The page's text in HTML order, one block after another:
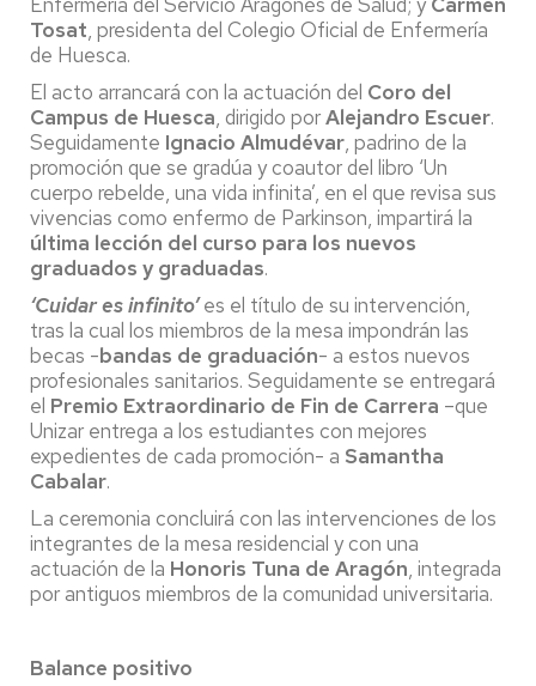
Tosat, presidenta del Colegio Oficial de Enfermería
de Huesca.
El acto arrancará con la actuación del Coro del
Campus de Huesca, dirigido porAlejandro Escuer.
Seguidamente Ignacio Almudévar, padrino de la
promoción que se gradúa y coautor del libro ‘Un
cuerpo rebelde, una vida infinita’, en el que revisa sus
vivencias como enfermo de Parkinson, impartirá la
última lección del curso para los nuevos
graduados y graduadas.
‘Cuidar es infinito’es el título de su intervención,
tras la cual los miembros de la mesa impondrán las
becas -bandas de graduación- a estos nuevos
profesionales sanitarios. Seguidamente se entregará
el Premio Extraordinario de Fin de Carrera –que
Unizar entrega a los estudiantes con mejores
expedientes de cada promoción- a Samantha
Cabalar.
La ceremonia concluirá con las intervenciones de los
integrantes de la mesa residencial y con una
actuación de la Honoris Tuna de Aragón, integrada
por antiguos miembros de la comunidad universitaria.
Balance positivo